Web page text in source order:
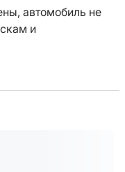
автомобиль не
и